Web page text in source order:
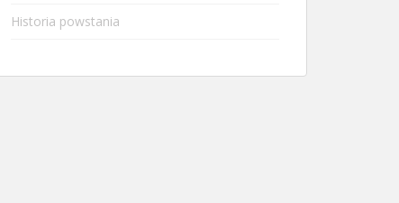
Historia powstania